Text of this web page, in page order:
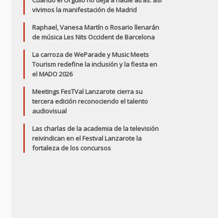
vivimos la manifestación de Madrid
Raphael, Vanesa Martín o Rosario llenarán
de música Les Nits Occident de Barcelona
La carroza de WeParade y Music Meets
Tourism redefine la inclusión y la fiesta en
el MADO 2026
Meetings FesTVal Lanzarote cierra su
tercera edición reconociendo el talento
audiovisual
Las charlas de la academia de la televisión
reivindican en el Festval Lanzarote la
fortaleza de los concursos